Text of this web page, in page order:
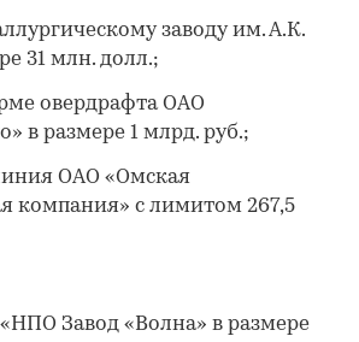
заводу им. А.К.
31 млн. долл.;
овердрафта ОАО
в размере 1 млрд. руб.;
ОАО «Омская
компания» с лимитом 267,5
Завод «Волна» в размере